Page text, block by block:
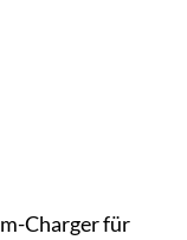
Charger für